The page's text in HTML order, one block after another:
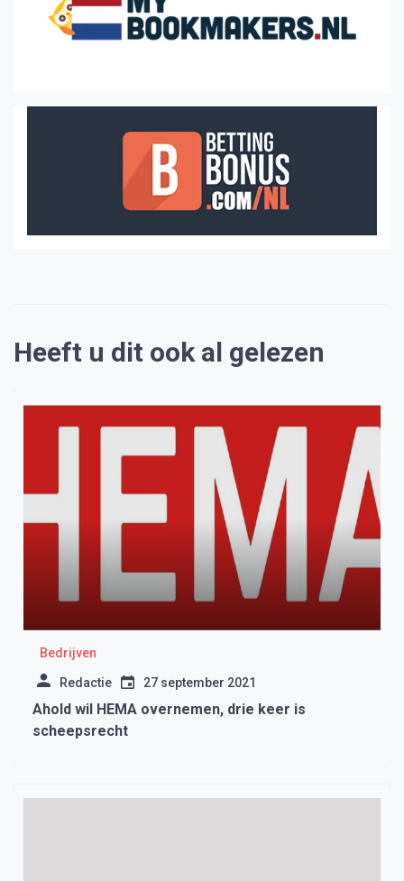
Heeft u dit ook al gelezen
Bedrijven
Redactie 27 september 2021
Ahold wil HEMA overnemen, drie keer is
scheepsrecht